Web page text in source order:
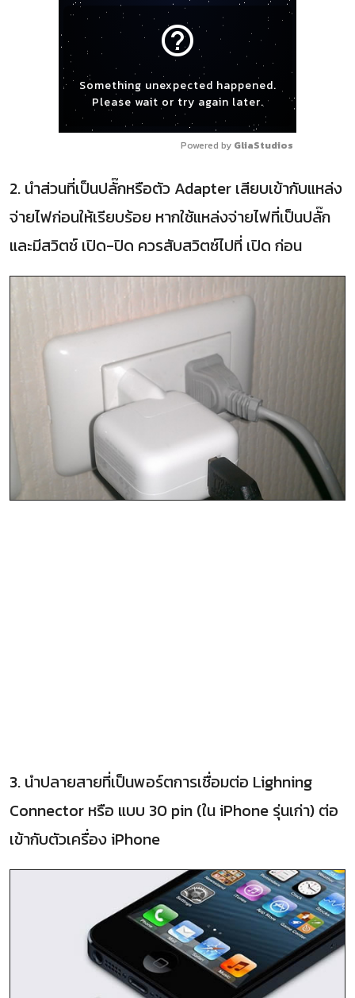
help_outline
Something unexpected happened.
Please wait or try again later.
Powered by GliaStudios
2. นำส่วนที่เป็นปลั๊กหรือตัว Adapter เสียบเข้ากับแหล่ง
จ่ายไฟก่อนให้เรียบร้อย หากใช้แหล่งจ่ายไฟที่เป็นปลั๊ก
และมีสวิตช์ เปิด-ปิด ควรสับสวิตซ์ไปที่ เปิด ก่อน
3. นำปลายสายที่เป็นพอร์ตการเชื่อมต่อ Lighning
Connector หรือ แบบ 30 pin (ใน iPhone รุ่นเก่า) ต่อ
เข้ากับตัวเครื่อง iPhone